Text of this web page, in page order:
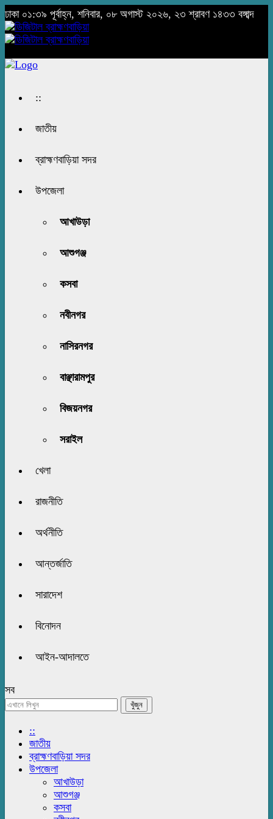
ঢাকা ০১:৩৯ পূর্বাহ্ন, শনিবার, ০৮ অগাস্ট ২০২৬, ২৩ শ্রাবণ ১৪৩৩ বঙ্গাব্দ
::
জাতীয়
ব্রাহ্মণবাড়িয়া সদর
উপজেলা
আখাউড়া
আশুগঞ্জ
কসবা
নবীনগর
নাসিরনগর
বাঞ্ছারামপুর
বিজয়নগর
সরাইল
খেলা
রাজনীতি
অর্থনীতি
আন্তর্জাতি
সারাদেশ
বিনোদন
আইন-আদালতে
সব
::
জাতীয়
ব্রাহ্মণবাড়িয়া সদর
উপজেলা
আখাউড়া
আশুগঞ্জ
কসবা